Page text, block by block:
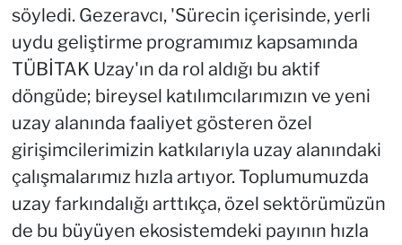
söyledi. Gezeravcı, 'Sürecin içerisinde, yerli
uydu geliştirme programımız kapsamında
TÜBİTAK Uzay'ın da rol aldığı bu aktif
döngüde; bireysel katılımcılarımızın ve yeni
uzay alanında faaliyet gösteren özel
girişimcilerimizin katkılarıyla uzay alanındaki
çalışmalarımız hızla artıyor. Toplumumuzda
uzay farkındalığı arttıkça, özel sektörümüzün
de bu büyüyen ekosistemdeki payının hızla